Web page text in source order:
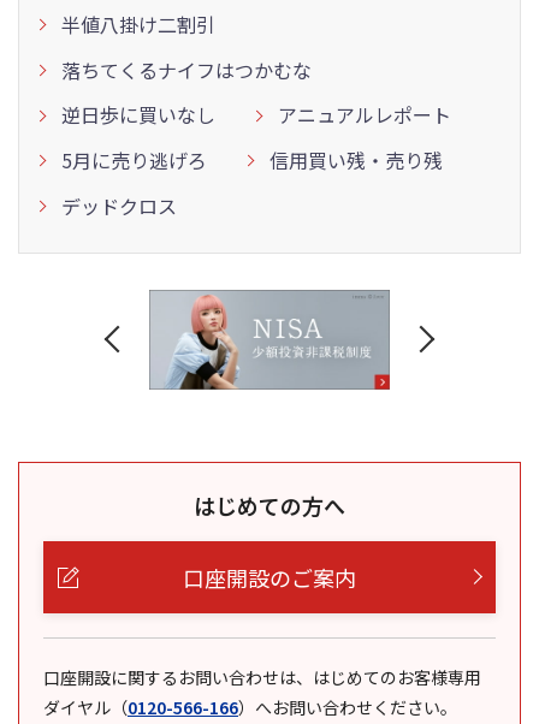
半値八掛け二割引
落ちてくるナイフはつかむな
逆日歩に買いなし
アニュアルレポート
5月に売り逃げろ
信用買い残・売り残
デッドクロス
はじめての方へ
口座開設のご案内
口座開設に関するお問い合わせは、はじめてのお客様専用
ダイヤル （0120-566-166） へお問い合わせください。